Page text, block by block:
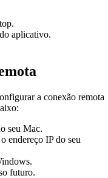
aplicativo.
a conexão remota
seu Mac.
endereço IP do seu
futuro.